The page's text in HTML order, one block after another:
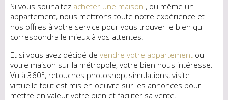
Si vous souhaitez acheter une maison , ou même un
appartement, nous mettrons toute notre expérience et
nos offres à votre service pour vous trouver le bien qui
correspondra le mieux à vos attentes.
Et si vous avez décidé de vendre votre appartement ou
votre maison sur la métropole, votre bien nous intéresse.
Vu à 360°, retouches photoshop, simulations, visite
virtuelle tout est mis en oeuvre sur les annonces pour
mettre en valeur votre bien et faciliter sa vente.